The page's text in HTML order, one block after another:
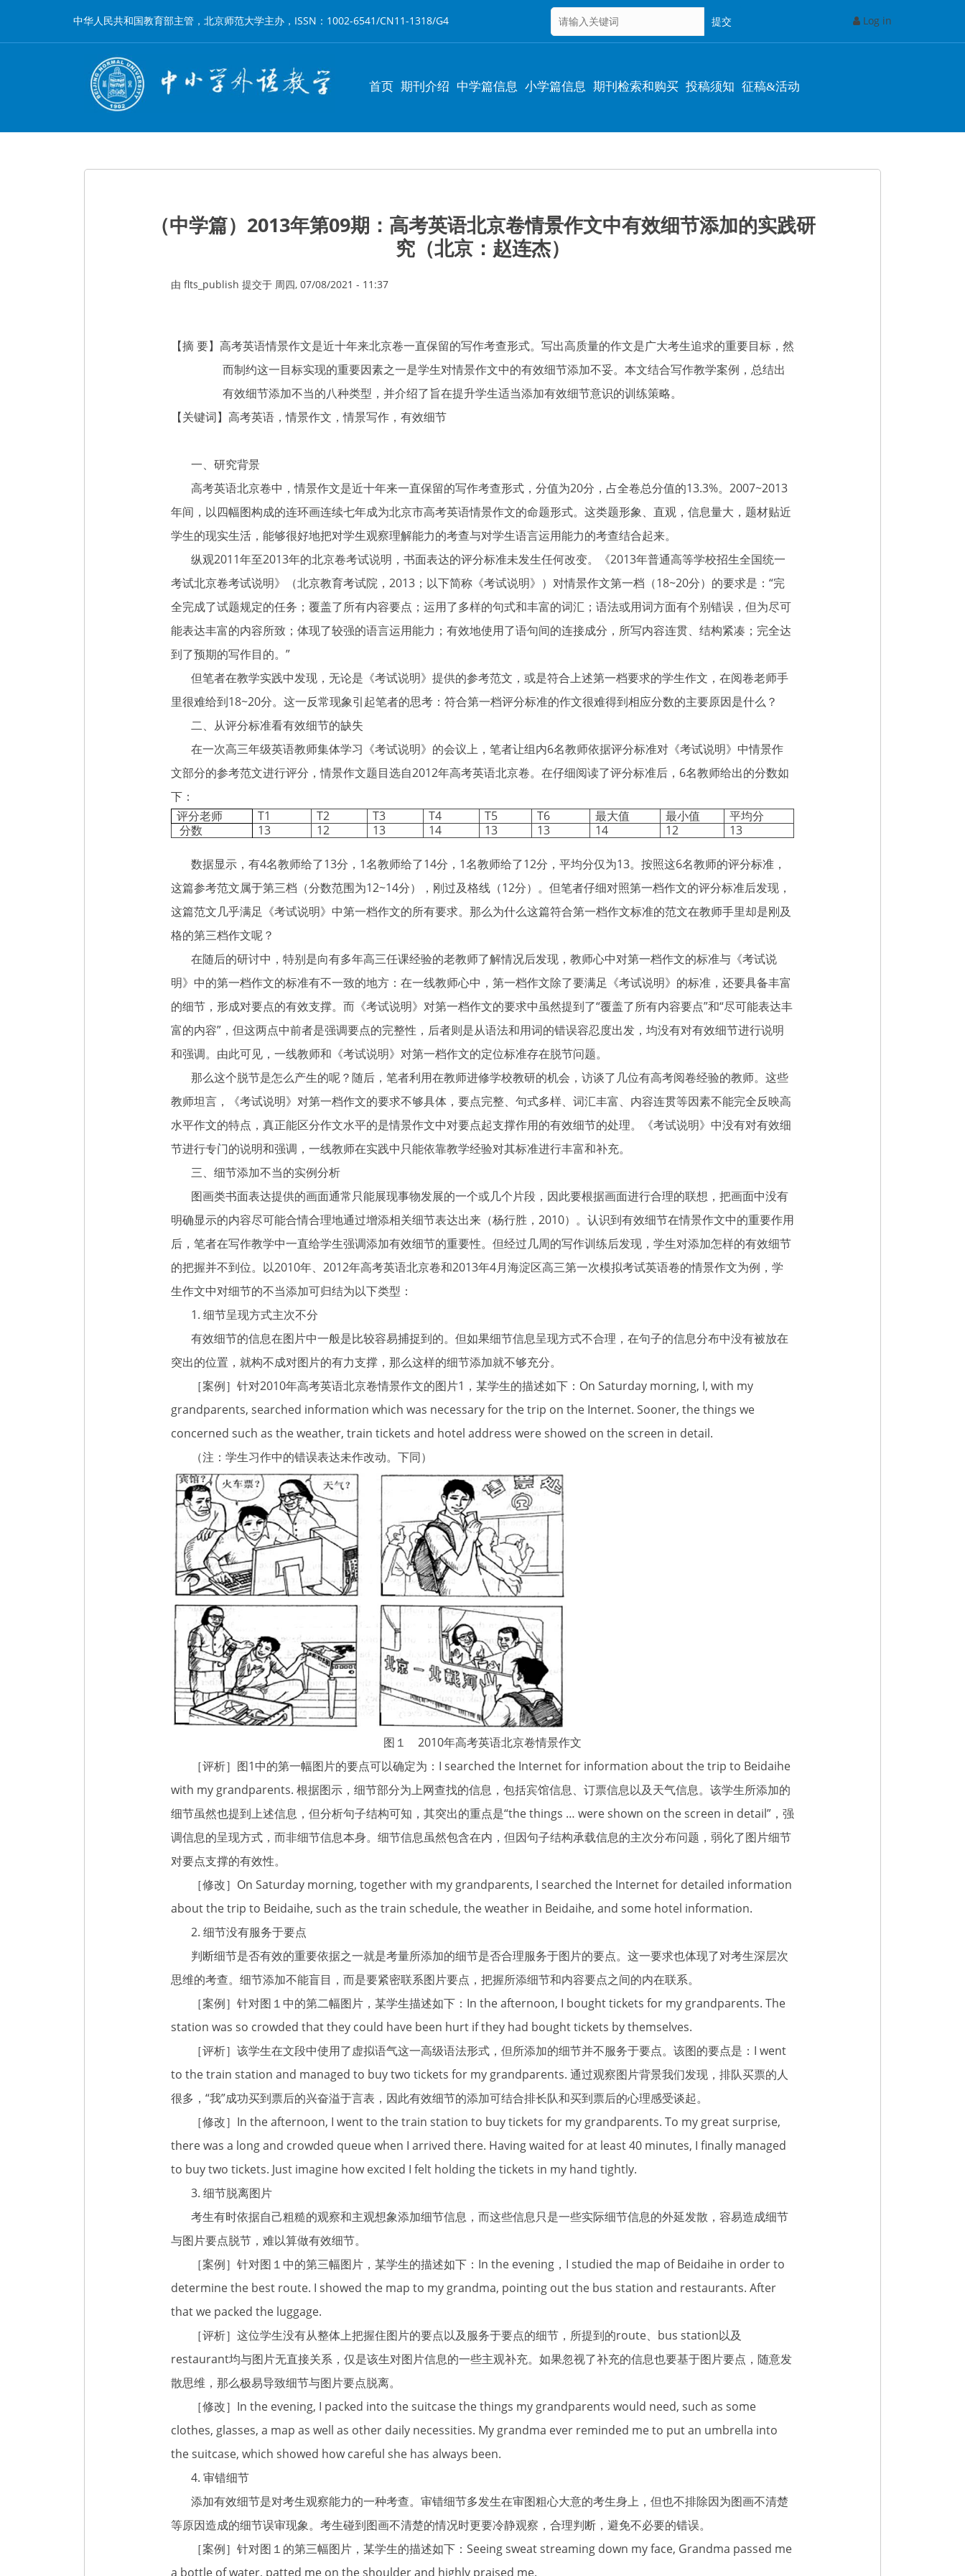
到
中华人民共和国教育部主管，北京师范大学主办，ISSN：1002-6541/CN11-1318/G4 Log in
Main
首页 期刊介绍 中学篇信息 小学篇信息 期刊检索和购买 投稿须知 征稿&活动
（中学篇）2013年第09期：高考英语北京卷情景作文中有效细节添加的实践研
究（北京：赵连杰）
由 flts_publish 提交于 周四, 07/08/2021 - 11:37
【摘 要】高考英语情景作文是近十年来北京卷一直保留的写作考查形式。写出高质量的作文是广大考生追求的重要目标，然
而制约这一目标实现的重要因素之一是学生对情景作文中的有效细节添加不妥。本文结合写作教学案例，总结出
有效细节添加不当的八种类型，并介绍了旨在提升学生适当添加有效细节意识的训练策略。
【关键词】高考英语，情景作文，情景写作，有效细节
一、研究背景
高考英语北京卷中，情景作文是近十年来一直保留的写作考查形式，分值为20分，占全卷总分值的13.3%。2007~2013
年间，以四幅图构成的连环画连续七年成为北京市高考英语情景作文的命题形式。这类题形象、直观，信息量大，题材贴近
学生的现实生活，能够很好地把对学生观察理解能力的考查与对学生语言运用能力的考查结合起来。
纵观2011年至2013年的北京卷考试说明，书面表达的评分标准未发生任何改变。《2013年普通高等学校招生全国统一
考试北京卷考试说明》（北京教育考试院，2013；以下简称《考试说明》）对情景作文第一档（18~20分）的要求是：“完
全完成了试题规定的任务；覆盖了所有内容要点；运用了多样的句式和丰富的词汇；语法或用词方面有个别错误，但为尽可
能表达丰富的内容所致；体现了较强的语言运用能力；有效地使用了语句间的连接成分，所写内容连贯、结构紧凑；完全达
到了预期的写作目的。”
但笔者在教学实践中发现，无论是《考试说明》提供的参考范文，或是符合上述第一档要求的学生作文，在阅卷老师手
里很难给到18~20分。这一反常现象引起笔者的思考：符合第一档评分标准的作文很难得到相应分数的主要原因是什么？
二、从评分标准看有效细节的缺失
在一次高三年级英语教师集体学习《考试说明》的会议上，笔者让组内6名教师依据评分标准对《考试说明》中情景作
文部分的参考范文进行评分，情景作文题目选自2012年高考英语北京卷。在仔细阅读了评分标准后，6名教师给出的分数如
下：
评分老师
T1 T2 T3 T4 T5 T6 最大值 最小值
平均分
分数
13 12 13 14 13 13 14 12 13
数据显示，有4名教师给了13分，1名教师给了14分，1名教师给了12分，平均分仅为13。按照这6名教师的评分标准，
这篇参考范文属于第三档（分数范围为12~14分），刚过及格线（12分）。但笔者仔细对照第一档作文的评分标准后发现，
这篇范文几乎满足《考试说明》中第一档作文的所有要求。那么为什么这篇符合第一档作文标准的范文在教师手里却是刚及
格的第三档作文呢？
在随后的研讨中，特别是向有多年高三任课经验的老教师了解情况后发现，教师心中对第一档作文的标准与《考试说
明》中的第一档作文的标准有不一致的地方：在一线教师心中，第一档作文除了要满足《考试说明》的标准，还要具备丰富
的细节，形成对要点的有效支撑。而《考试说明》对第一档作文的要求中虽然提到了“覆盖了所有内容要点”和“尽可能表达丰
富的内容”，但这两点中前者是强调要点的完整性，后者则是从语法和用词的错误容忍度出发，均没有对有效细节进行说明
和强调。由此可见，一线教师和《考试说明》对第一档作文的定位标准存在脱节问题。
那么这个脱节是怎么产生的呢？随后，笔者利用在教师进修学校教研的机会，访谈了几位有高考阅卷经验的教师。这些
教师坦言，《考试说明》对第一档作文的要求不够具体，要点完整、句式多样、词汇丰富、内容连贯等因素不能完全反映高
水平作文的特点，真正能区分作文水平的是情景作文中对要点起支撑作用的有效细节的处理。《考试说明》中没有对有效细
节进行专门的说明和强调，一线教师在实践中只能依靠教学经验对其标准进行丰富和补充。
三、细节添加不当的实例分析
图画类书面表达提供的画面通常只能展现事物发展的一个或几个片段，因此要根据画面进行合理的联想，把画面中没有
明确显示的内容尽可能合情合理地通过增添相关细节表达出来（杨行胜，2010）。认识到有效细节在情景作文中的重要作用
后，笔者在写作教学中一直给学生强调添加有效细节的重要性。但经过几周的写作训练后发现，学生对添加怎样的有效细节
的把握并不到位。以2010年、2012年高考英语北京卷和2013年4月海淀区高三第一次模拟考试英语卷的情景作文为例，学
生作文中对细节的不当添加可归结为以下类型：
1. 细节呈现方式主次不分
有效细节的信息在图片中一般是比较容易捕捉到的。但如果细节信息呈现方式不合理，在句子的信息分布中没有被放在
突出的位置，就构不成对图片的有力支撑，那么这样的细节添加就不够充分。
［案例］针对2010年高考英语北京卷情景作文的图片1，某学生的描述如下：On Saturday morning, I, with my
grandparents, searched information which was necessary for the trip on the Internet. Sooner, the things we
concerned such as the weather, train tickets and hotel address were showed on the screen in detail.
（注：学生习作中的错误表达未作改动。下同）
图１ 2010年高考英语北京卷情景作文
［评析］图1中的第一幅图片的要点可以确定为：I searched the Internet for information about the trip to Beidaihe
with my grandparents. 根据图示，细节部分为上网查找的信息，包括宾馆信息、订票信息以及天气信息。该学生所添加的
细节虽然也提到上述信息，但分析句子结构可知，其突出的重点是“the things … were shown on the screen in detail”，强
调信息的呈现方式，而非细节信息本身。细节信息虽然包含在内，但因句子结构承载信息的主次分布问题，弱化了图片细节
对要点支撑的有效性。
［修改］On Saturday morning, together with my grandparents, I searched the Internet for detailed information
about the trip to Beidaihe, such as the train schedule, the weather in Beidaihe, and some hotel information.
2. 细节没有服务于要点
判断细节是否有效的重要依据之一就是考量所添加的细节是否合理服务于图片的要点。这一要求也体现了对考生深层次
思维的考查。细节添加不能盲目，而是要紧密联系图片要点，把握所添细节和内容要点之间的内在联系。
［案例］针对图１中的第二幅图片，某学生描述如下：In the afternoon, I bought tickets for my grandparents. The
station was so crowded that they could have been hurt if they had bought tickets by themselves.
［评析］该学生在文段中使用了虚拟语气这一高级语法形式，但所添加的细节并不服务于要点。该图的要点是：I went
to the train station and managed to buy two tickets for my grandparents. 通过观察图片背景我们发现，排队买票的人
很多，“我”成功买到票后的兴奋溢于言表，因此有效细节的添加可结合排长队和买到票后的心理感受谈起。
［修改］In the afternoon, I went to the train station to buy tickets for my grandparents. To my great surprise,
there was a long and crowded queue when I arrived there. Having waited for at least 40 minutes, I finally managed
to buy two tickets. Just imagine how excited I felt holding the tickets in my hand tightly.
3. 细节脱离图片
考生有时依据自己粗糙的观察和主观想象添加细节信息，而这些信息只是一些实际细节信息的外延发散，容易造成细节
与图片要点脱节，难以算做有效细节。
［案例］针对图１中的第三幅图片，某学生的描述如下：In the evening，I studied the map of Beidaihe in order to
determine the best route. I showed the map to my grandma, pointing out the bus station and restaurants. After
that we packed the luggage.
［评析］这位学生没有从整体上把握住图片的要点以及服务于要点的细节，所提到的route、bus station以及
restaurant均与图片无直接关系，仅是该生对图片信息的一些主观补充。如果忽视了补充的信息也要基于图片要点，随意发
散思维，那么极易导致细节与图片要点脱离。
［修改］In the evening, I packed into the suitcase the things my grandparents would need, such as some
clothes, glasses, a map as well as other daily necessities. My grandma ever reminded me to put an umbrella into
the suitcase, which showed how careful she has always been.
4. 审错细节
添加有效细节是对考生观察能力的一种考查。审错细节多发生在审图粗心大意的考生身上，但也不排除因为图画不清楚
等原因造成的细节误审现象。考生碰到图画不清楚的情况时更要冷静观察，合理判断，避免不必要的错误。
［案例］针对图１的第三幅图片，某学生的描述如下：Seeing sweat streaming down my face, Grandma passed me
a bottle of water, patted me on the shoulder and highly praised me.